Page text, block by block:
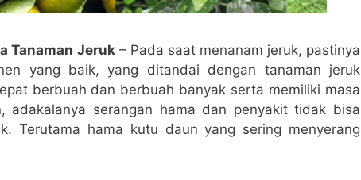
Tanaman Jeruk– Pada saat menanam jeruk, pastinya
yang baik, yang ditandai dengan tanaman jeruk
berbuah dan berbuah banyak serta memiliki masa
adakalanya serangan hama dan penyakit tidak bisa
Terutama hama kutu daun yang sering menyerang